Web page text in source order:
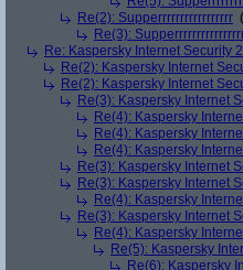
Re(2): Supperrrrrrrrrrrrrrrrr (
Re(3):
Re: Kaspersky Internet Security
Re(2): Kaspersky Internet
Re(2): Kaspersky Internet
Re(3): Kaspersky Internet
Re(4): Kaspersky
Re(4): Kaspersky
Re(4): Kaspersky
Re(3): Kaspersky Internet
Re(3): Kaspersky Internet
Re(4): Kaspersky
Re(3): Kaspersky Internet
Re(4): Kaspersky
Re(5): Kaspersky
Re(6): Kaspersky